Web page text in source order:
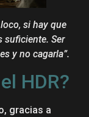
si hay que
suficiente. Ser
y no cagarla”.
HDR?
gracias a